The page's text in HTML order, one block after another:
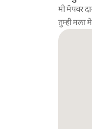
मी मॅपवर
तुम्ही